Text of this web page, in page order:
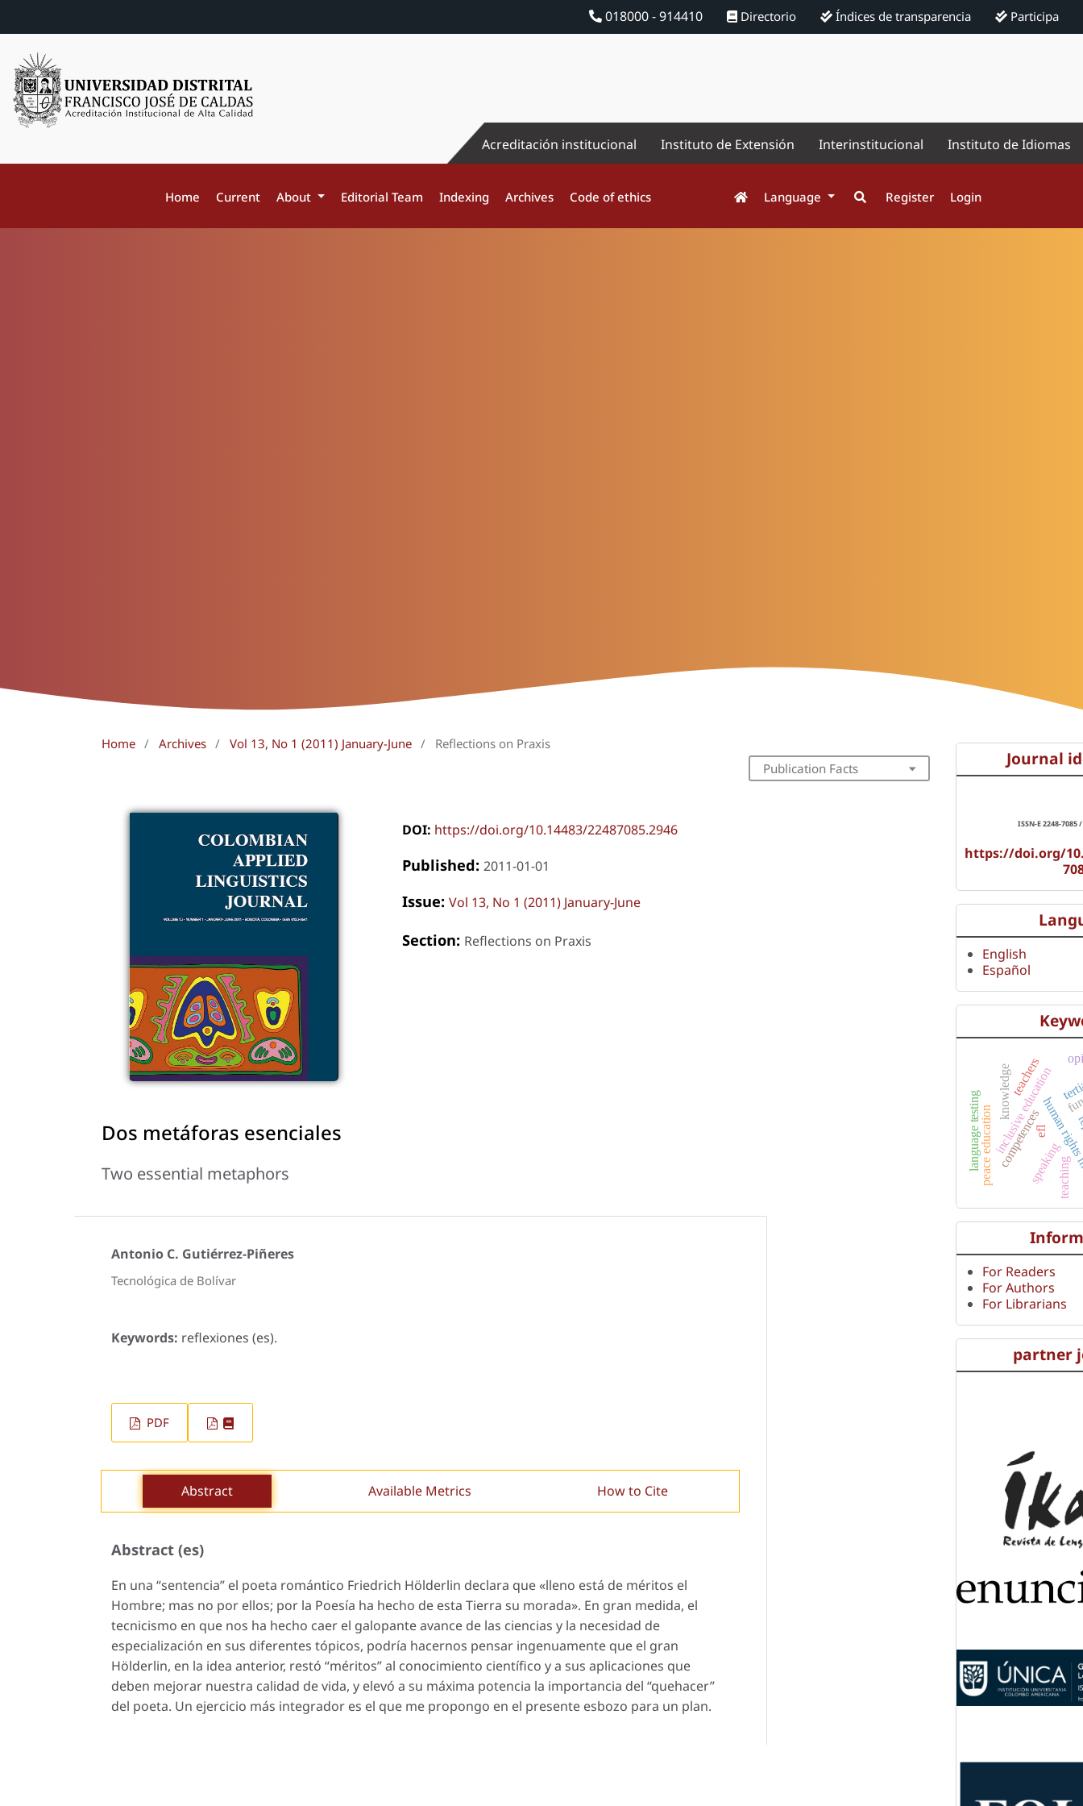
018000 - 914410 Directorio Índices de transparencia Participa
Acreditación institucional Instituto de Extensión Interinstitucional Instituto de Idiomas
Home Current About Editorial Team Indexing Archives Code of ethics Language Register Login
Home / Archives / Vol 13, No 1 (2011) January-June / Reflections on Praxis
DOI: https://doi.org/10.14483/22487085.2946
Published: 2011-01-01
Issue: Vol 13, No 1 (2011) January-June
Section: Reflections on Praxis
Dos metáforas esenciales
Two essential metaphors
Antonio C. Gutiérrez-Piñeres
Tecnológica de Bolívar
Keywords: reflexiones (es).
PDF
Abstract Available Metrics How to Cite
Abstract (es)
En una “sentencia” el poeta romántico Friedrich Hölderlin declara que «lleno está de méritos el
Hombre; mas no por ellos; por la Poesía ha hecho de esta Tierra su morada». En gran medida, el
tecnicismo en que nos ha hecho caer el galopante avance de las ciencias y la necesidad de
especialización en sus diferentes tópicos, podría hacernos pensar ingenuamente que el gran
Hölderlin, en la idea anterior, restó “méritos” al conocimiento científico y a sus aplicaciones que
deben mejorar nuestra calidad de vida, y elevó a su máxima potencia la importancia del “quehacer”
del poeta. Un ejercicio más integrador es el que me propongo en el presente esbozo para un plan.
Publication Facts Journal
ISSN-E 2248-7085
https://doi.org/
English
Español
human
inclusive education
competences
teaching
peace education
language testing speaking
knowledge
efl
teachers
For Readers
For Authors
For Librarians
partner